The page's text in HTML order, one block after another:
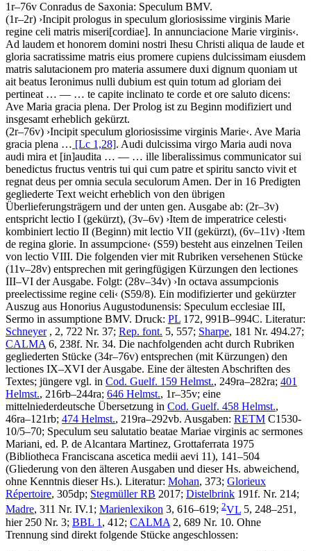
1r–76v Conradus de Saxonia: Speculum BMV.
(1r–2r) ›Incipit prologus in speculum gloriosissime virginis Marie
regine celi matris miseri[cordiae]. In annunciacione Marie virginis‹.
Ad laudem et honorem domini nostri Ihesu Christi aliqua de laude et
gloria sacratissime matris eius promere cupiens dulcissimam eiusdem
matris salutacionem pro materia assumere duxi dignum quoniam ut
ait beatus Ieronimus nulli dubium est quin totum ad gloriam dei
pertineat … — … te capite inclinato te corde et ore saluto dicens:
Ave Maria gracia plena. Der Prolog ist zu Beginn modifiziert und
insgesamt erheblich gekürzt.
(2r–76v) ›Incipit speculum gloriosissime virginis Marie‹. Ave Maria
gracia plena … [Lc 1,28]. Audi dulcissima virgo Maria audi nova
audi mira et [in]audita … — … ille liberalissimus communicator sui
benedictus fructus ventris tui qui cum patre et spiritu sancto vivit et
regnat deus per omnia secula seculorum Amen. Der in 16 Predigten
gegliederte Text weicht erheblich von den übrigen
Überlieferungsträgern und der unten gen. Ausgabe ab: (2r–3v)
entspricht lectio I (gekürzt), (3v–6v) ›Item de imperatrice celesti‹
kombiniert lectio II (Beginn) mit lectio VII (gekürzt), (6v–11v) ›Item
de regina glorie. In assumpcione‹ (S59) besteht aus einzelnen Teilen
von lectio VIII. Die folgenden vier mit Rubriken versehenen Stücke
(11v–28v) entsprechen mit geringfügigen Kürzungen den lectiones
III–VI der Ausgabe. Folgt: (28v–34v) ›In octava assumpcionis
preelectissime regine celi‹ (S59/8). Ein modifizierter und gekürzter
Auszug aus Honorius Augustodunensis: Speculum ecclesiae III,
Sermo in assumptione BMV. Druck: PL 172, 991B–994C. Literatur:
Schneyer, 2, 722 Nr. 37; Rep. font. 5, 557; Sharpe, 181 Nr. 494.27;
CALMA 6, 238f. Nr. 34. Die nachfolgenden acht durch Rubriken
gegliederten Stücke (34r–76v) entsprechen (mit Kürzungen) den
lectiones IX–XVI der Ausgabe. Eine der ältesten Abschriften des
Textes; jüngere vgl. in Cod. Guelf. 159 Helmst., 249ra–282ra; 401
Helmst., 216rb–244ra; 646 Helmst., 1r–35v; eine
mittelniederdeutsche Übersetzung in Cod. Guelf. 458 Helmst.,
46ra–121rb; 474 Helmst., 219ra–292vb. Ausgaben: RETM C1530-
10/5–70; Speculum seu salutatio beatae Mariae virginis ac sermones
Mariani, ed. P. de Alcantara Martinez, Grottaferrata 1975
(Bibliotheca Franciscana ascetica medii aevi 11), 141–504
(Gliederung von den älteren Ausgaben und dieser Hs. abweichend,
ohne Kenntnis dieser Hs.). Literatur: Mohan, 373; Glorieux
Répertoire, 305dp; Stegmüller RB 2017; Distelbrink 191f. Nr. 214;
Madre, 311 Nr. IV.1; Marienlexikon 3, 616–619; 2VL 5, 248–251,
hier 250 Nr. 3; BBL 1 , 412; CALMA 2, 689 Nr. 10. Ohne
Trennung sind direkt folgende Stücke angeschlossen: